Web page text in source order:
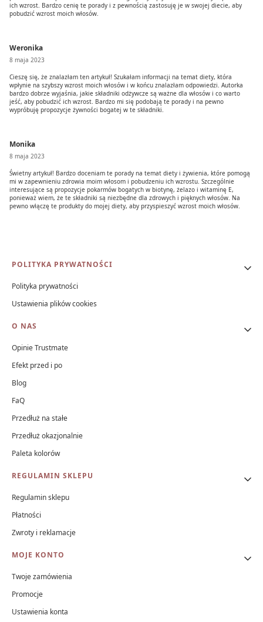
ich wzrost. Bardzo cenię te porady i z pewnością zastosuję je w swojej diecie, aby
pobudzić wzrost moich włosów.
Weronika
8 maja 2023
Cieszę się, że znalazłam ten artykuł! Szukałam informacji na temat diety, która
wpłynie na szybszy wzrost moich włosów i w końcu znalazłam odpowiedzi. Autorka
bardzo dobrze wyjaśnia, jakie składniki odżywcze są ważne dla włosów i co warto
jeść, aby pobudzić ich wzrost. Bardzo mi się podobają te porady i na pewno
wypróbuję propozycje żywności bogatej w te składniki.
Monika
8 maja 2023
Świetny artykuł! Bardzo doceniam te porady na temat diety i żywienia, które pomogą
mi w zapewnieniu zdrowia moim włosom i pobudzeniu ich wzrostu. Szczególnie
interesujące są propozycje pokarmów bogatych w biotynę, żelazo i witaminę E,
ponieważ wiem, że te składniki są niezbędne dla zdrowych i pięknych włosów. Na
pewno włączę te produkty do mojej diety, aby przyspieszyć wzrost moich włosów.
Linki w stopce
POLITYKA PRYWATNOŚCI
Polityka prywatności
Ustawienia plików cookies
O NAS
Opinie Trustmate
Efekt przed i po
Blog
FaQ
Przedłuż na stałe
Przedłuż okazjonalnie
Paleta kolorów
REGULAMIN SKLEPU
Regulamin sklepu
Płatności
Zwroty i reklamacje
MOJE KONTO
Twoje zamówienia
Promocje
Ustawienia konta